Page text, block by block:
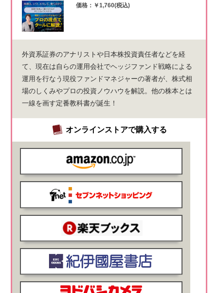
価格：￥1,760(税込)
外資系証券のアナリストや日本株投資責任者などを経
て、現在は自らの運用会社でヘッジファンド戦略による
運用を行なう現役ファンドマネジャーの著者が、株式相
場のしくみやプロの投資ノウハウを解説。他の株本とは
一線を画す定番教科書が誕生！
オンラインストアで購入する